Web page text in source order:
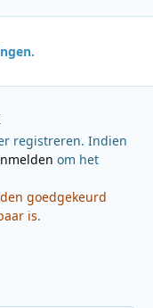
registreren. Indien
om het
goedgekeurd
is.